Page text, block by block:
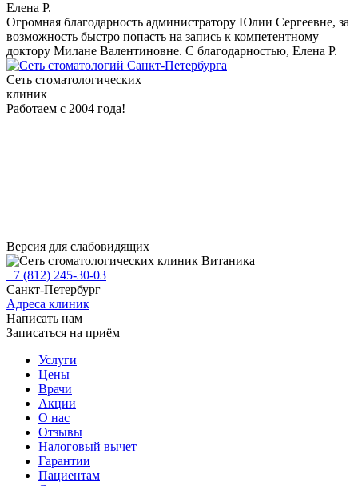
звонок
Елена Р.
Огромная благодарность администратору Юлии Сергеевне, за
возможность быстро попасть на запись к компетентному
доктору Милане Валентиновне. С благодарностью, Елена Р.
Сеть стоматологических
клиник
Работаем с 2004 года!
Версия для слабовидящих
+7 (812) 245-30-03
Санкт-Петербург
Адреса клиник
Написать нам
Записаться на приём
Услуги
Цены
Врачи
Акции
О нас
Отзывы
Налоговый вычет
Гарантии
Пациентам